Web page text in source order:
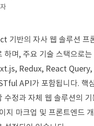
기반의 자사 웹 솔루션 프
하며, 주요 기술 스택으로
Redux, React Query,
API가 포함됩니다. 핵
수정과 자체 웹 솔루션의
지 마크업 및 프론트엔드 개